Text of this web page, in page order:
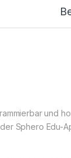
und
Sphero Edu-